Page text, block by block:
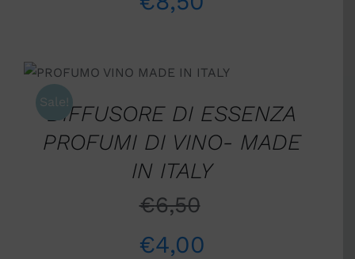
Sale!
DETTAGLI
DIFFUSORE DI ESSENZA
PROFUMI DI VINO- MADE
IN ITALY
€6,50
€4,00